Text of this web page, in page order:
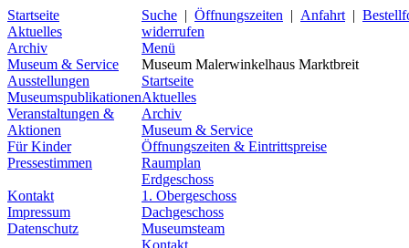
Startseite
Aktuelles
Archiv
Museum & Service
Ausstellungen
Museumspublikationen
Veranstaltungen &
Aktionen
Für Kinder
Pressestimmen
Kontakt
Impressum
Datenschutz
Suche | Öffnungszeiten | Anfahrt |
widerrufen
Menü
Museum Malerwinkelhaus Marktbreit
Startseite
Aktuelles
Archiv
Museum & Service
Öffnungszeiten & Eintrittspreise
Raumplan
Erdgeschoss
1. Obergeschoss
Dachgeschoss
Museumsteam
Kontakt